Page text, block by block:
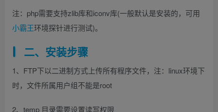
注：php需要支持zlib库和iconv库(一般默认是安装的，可用
小霸王环境探针进行测试)。
二、安装步骤
1、FTP下以二进制方式上传所有程序文件，注：linux环境下
时，文件所属用户组不能是root
2、temp 目录需要设置读写权限
使用社交账号登录即表示同意隐私声明